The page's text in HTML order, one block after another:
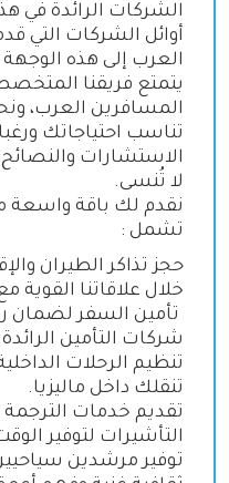
الشركات الرائدة في
أوائل الشركات التي
العرب إلى هذه الوجهة
يتمتع فريقنا
المسافرين العرب،
تناسب احتياجاتك
الاستشارات
لا تُنسى.
نقدم لك باقة واسعة
تشمل :
حجز تذاكر الطيران
خلال علاقاتنا القوية
تأمين السفر لضمان
شركات التأمين الرائدة
تنظيم الرحلات
تنقلك داخل ماليزيا.
تقديم خدمات
التأشيرات لتوفير
توفير مرشدين